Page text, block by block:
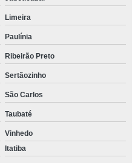
Limeira
Paulínia
Ribeirão Preto
Sertãozinho
São Carlos
Taubaté
Vinhedo
Itatiba